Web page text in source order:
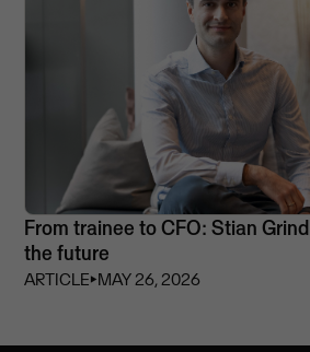
From trainee to CFO: Stian
the future
ARTICLE⏵MAY 26, 2026